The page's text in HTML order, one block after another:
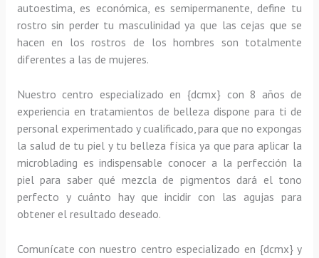
autoestima, es económica, es semipermanente, define tu
rostro sin perder tu masculinidad ya que las cejas que se
hacen en los rostros de los hombres son totalmente
diferentes a las de mujeres.
Nuestro centro especializado en {dcmx} con 8 años de
experiencia en tratamientos de belleza dispone para ti de
personal experimentado y cualificado, para que no expongas
la salud de tu piel y tu belleza física ya que para aplicar la
microblading es indispensable conocer a la perfección la
piel para saber qué mezcla de pigmentos dará el tono
perfecto y cuánto hay que incidir con las agujas para
obtener el resultado deseado.
Comunícate con nuestro centro especializado en {dcmx} y